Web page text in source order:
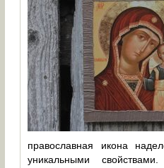
православная икона
уникальными